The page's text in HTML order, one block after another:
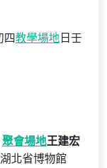
四教學場地 日壬
聚會場地王建宏
北省博物館